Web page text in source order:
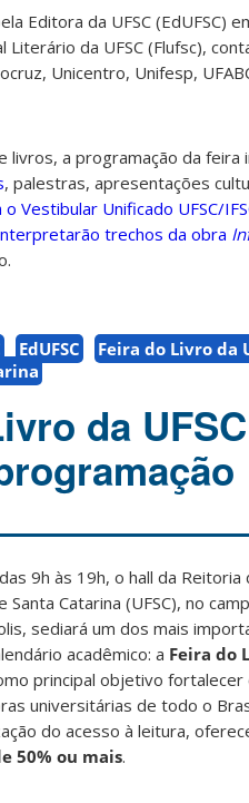
Editora da UFSC (EdUFSC)
Literário da UFSC (Flufsc),
Unicentro, Unifesp,
livros, a programação da
, palestras, apresentações
Vestibular Unificado UFSC/
trechos da obra
EdUFSC Feira do Livro da
da
9h às 19h, o hall da Reitoria
Catarina (UFSC), no
sediará um dos mais
acadêmico: a Feira do
principal objetivo fortalecer
universitárias de todo o
do acesso à leitura,
50% ou mais.